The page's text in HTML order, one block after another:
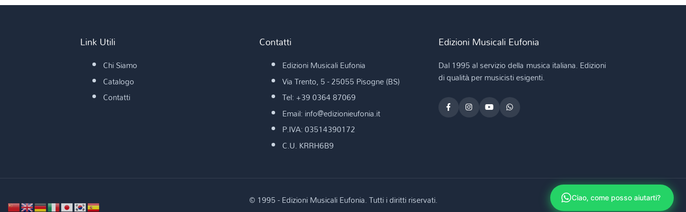
Link Utili
Chi Siamo
Catalogo
Contatti
Contatti
Edizioni Musicali Eufonia
Via Trento, 5 - 25055 Pisogne (BS)
Tel: +39 0364 87069
Email: info@edizionieufonia.it
P.IVA: 03514390172
C.U. KRRH6B9
Edizioni Musicali Eufonia
Dal 1995 al servizio della musica italiana. Edizioni
di qualità per musicisti esigenti.
© 1995 - Edizioni Musicali Eufonia. Tutti i diritti riservati. Ciao, come posso aiutarti?